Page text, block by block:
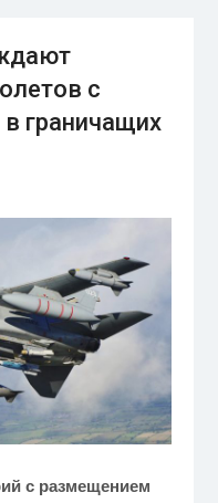
с
граничащих
с размещением